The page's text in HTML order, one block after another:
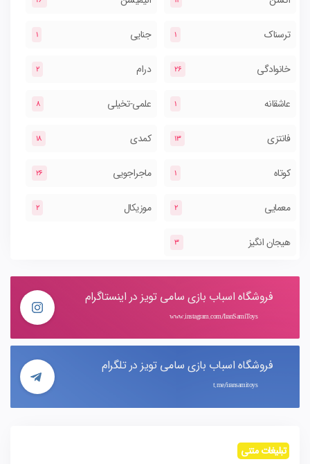
ترسناک 1 جنایی 1
خانوادگی 26 درام 2
عاشقانه 1 علمی-تخیلی 8
فانتزی 13 کمدی 18
کوتاه 1 ماجراجویی 26
معمایی 2 موزیکال 2
هیجان انگیز 3
فروشگاه اسباب بازی سامی تویز در اینستاگرام
www.instagram.com/IranSamiToys
فروشگاه اسباب بازی سامی تویز در تلگرام
t.me/iransamitoys
تبلیغات متنی